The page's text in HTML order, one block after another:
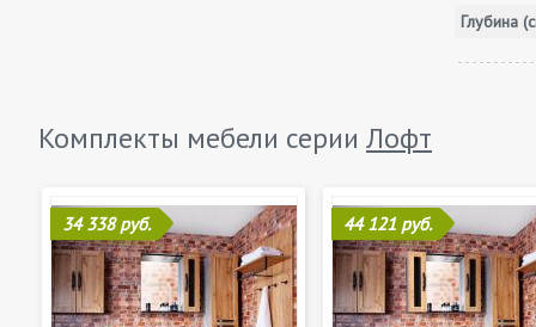
Глубина
Комплекты мебели серии Лофт
34 338 руб. 44 121 руб.